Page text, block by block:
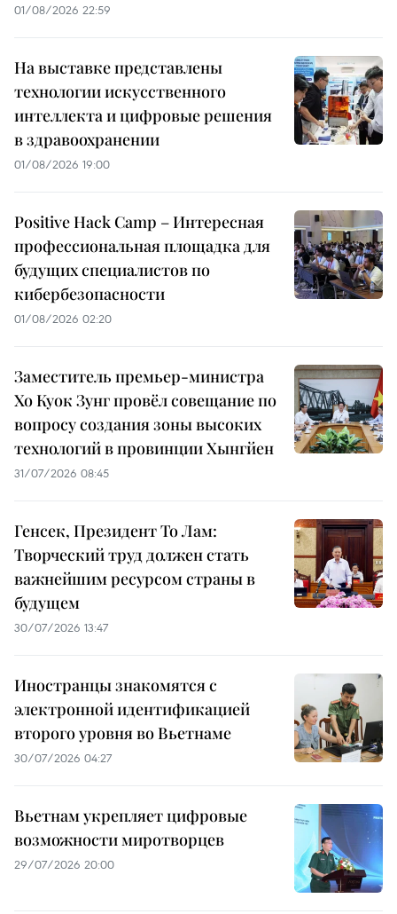
01/08/2026 22:59
На выставке представлены
технологии искусственного
интеллекта и цифровые решения
в здравоохранении
01/08/2026 19:00
Positive Hack Camp – Интересная
профессиональная площадка для
будущих специалистов по
кибербезопасности
01/08/2026 02:20
Заместитель премьер-министра
Хо Куок Зунг провёл совещание по
вопросу создания зоны высоких
технологий в провинции Хынгйен
31/07/2026 08:45
Генсек, Президент То Лам:
Творческий труд должен стать
важнейшим ресурсом страны в
будущем
30/07/2026 13:47
Иностранцы знакомятся с
электронной идентификацией
второго уровня во Вьетнаме
30/07/2026 04:27
Вьетнам укрепляет цифровые
возможности миротворцев
29/07/2026 20:00